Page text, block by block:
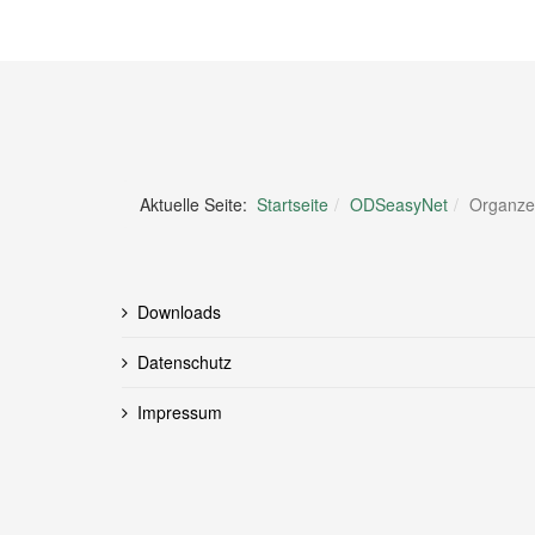
Aktuelle Seite: Startseite ODSeasyNet
Downloads
Datenschutz
Impressum